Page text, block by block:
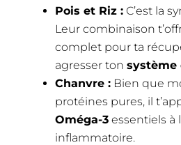
Pois et Riz :C’est la
Leur combinaison
complet pour ta
agresser ton système
Chanvre :Bien que
protéines pures, il
Oméga-3essentiels à
inflammatoire.